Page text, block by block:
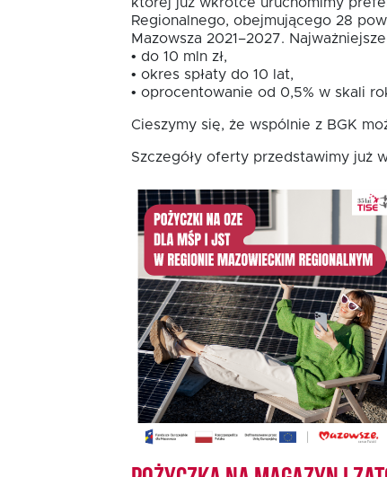
Dlaczego TISE?
Pożyczka rozwojowa
TISE – NOWOŚĆ!
Oferta dla MSP
Oferta dla NGO/PES
Fundusz FKIS
Rodo
Dokumenty
Regionalnego, obejmującego 28
Mazowsza 2021–2027.
• do 10 mln zł,
• okres spłaty do 10 lat,
• oprocentowanie od 0,5% w skali
Cieszymy się, że wspólnie z BGK
Szczegóły oferty przedstawimy już